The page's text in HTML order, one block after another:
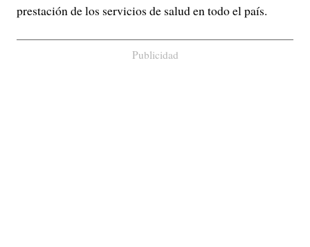
prestación de los servicios de salud en todo el país.
Publicidad